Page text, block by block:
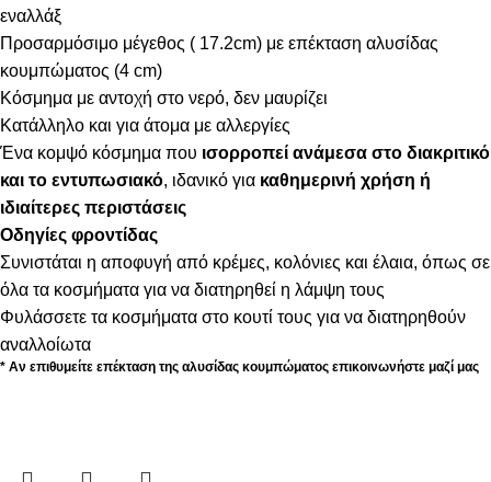
εναλλάξ
Προσαρμόσιμο μέγεθος ( 17.2cm) με επέκταση αλυσίδας
κουμπώματος (4 cm)
Κόσμημα με αντοχή στο νερό, δεν μαυρίζει
Κατάλληλο και για άτομα με αλλεργίες
Ένα κομψό κόσμημα που ισορροπεί ανάμεσα στο διακριτικό
και το εντυπωσιακό, ιδανικό για καθημερινή χρήση ή
ιδιαίτερες περιστάσεις
Οδηγίες φροντίδας
Συνιστάται η αποφυγή από κρέμες, κολόνιες και έλαια, όπως σε
όλα τα κοσμήματα για να διατηρηθεί η λάμψη τους
Φυλάσσετε τα κοσμήματα στο κουτί τους για να διατηρηθούν
αναλλοίωτα
* Αν επιθυμείτε επέκταση της αλυσίδας κουμπώματος επικοινωνήστε μαζί μας